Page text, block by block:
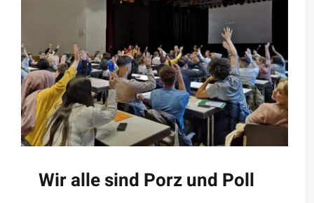
Wir alle sind Porz und Poll